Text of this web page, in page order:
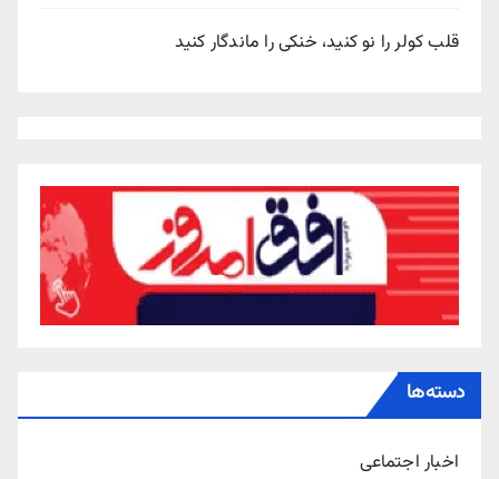
قلب کولر را نو کنید، خنکی را ماندگار کنید
دسته‌ها
اخبار اجتماعی